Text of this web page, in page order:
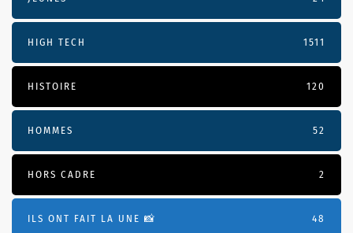
HIGH TECH 1511
HISTOIRE 120
HOMMES 52
HORS CADRE 2
ILS ONT FAIT LA UNE 📸 48